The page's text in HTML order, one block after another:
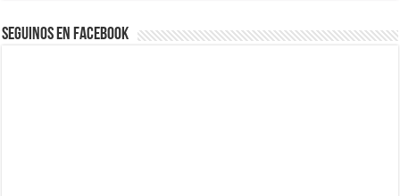
Seguinos en Facebook